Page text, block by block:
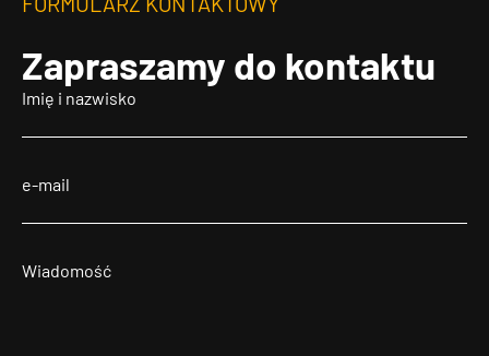
Zapraszamy do kontaktu